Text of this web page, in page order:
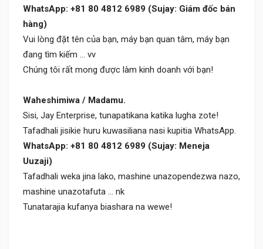
WhatsApp: +81 80 4812 6989 (Sujay: Giám đốc bán
hàng)
Vui lòng đặt tên của bạn, máy bạn quan tâm, máy bạn
đang tìm kiếm ... vv
Chúng tôi rất mong được làm kinh doanh với bạn!
Waheshimiwa / Madamu.
Sisi, Jay Enterprise, tunapatikana katika lugha zote!
Tafadhali jisikie huru kuwasiliana nasi kupitia WhatsApp.
WhatsApp: +81 80 4812 6989 (Sujay: Meneja
Uuzaji)
Tafadhali weka jina lako, mashine unazopendezwa nazo,
mashine unazotafuta ... nk
Tunatarajia kufanya biashara na wewe!